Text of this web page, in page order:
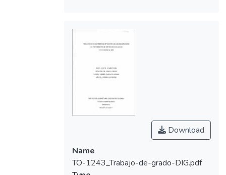
Download
Name
TO-1243_Trabajo-de-grado-DIG.pdf